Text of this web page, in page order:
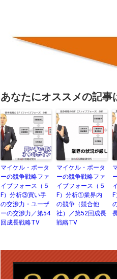
あなたにオススメの記事
マイケル・ポータ
ーの競争戦略ファ
イブフォース（５
F）分析③買い手
の交渉力・ユーザ
ーの交渉力／第54
回成長戦略TV
マイケル・ポータ
ーの競争戦略ファ
イブフォース（５
F）分析①業界内
の競争（競合他
社）／第52回成長
戦略TV